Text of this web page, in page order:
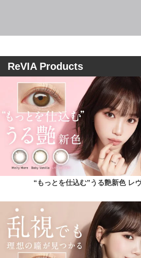
ReVIA Products
“もっとを仕込む”うる艶新色 レ